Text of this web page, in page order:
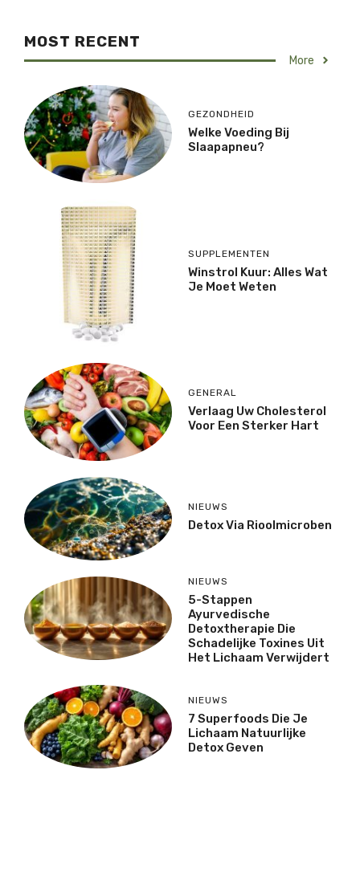
MOST RECENT
More
GEZONDHEID
Welke Voeding Bij
Slaapapneu?
SUPPLEMENTEN
Winstrol Kuur: Alles Wat
Je Moet Weten
GENERAL
Verlaag Uw Cholesterol
Voor Een Sterker Hart
NIEUWS
Detox Via Rioolmicroben
NIEUWS
5-Stappen
Ayurvedische
Detoxtherapie Die
Schadelijke Toxines Uit
Het Lichaam Verwijdert
NIEUWS
7 Superfoods Die Je
Lichaam Natuurlijke
Detox Geven